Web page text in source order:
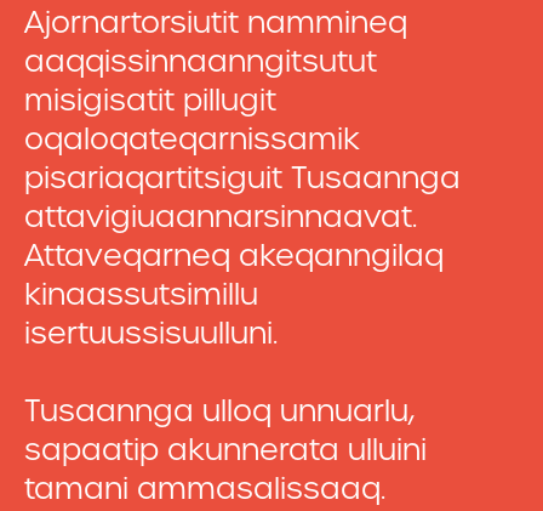
Ajornartorsiutit nammineq
aaqqissinnaanngitsutut
misigisatit pillugit
oqaloqateqarnissamik
pisariaqartitsiguit Tusaannga
attavigiuaannarsinnaavat.
Attaveqarneq akeqanngilaq
kinaassutsimillu
isertuussisuulluni.
Tusaannga ulloq unnuarlu,
sapaatip akunnerata ulluini
tamani ammasalissaaq.